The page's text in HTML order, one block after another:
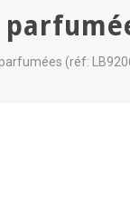
parfumées (réf: